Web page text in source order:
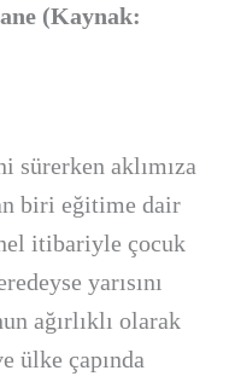
(Kaynak:
sürerken aklımıza
biri eğitime dair
itibariyle çocuk
yarısını
ağırlıklı olarak
ülke çapında